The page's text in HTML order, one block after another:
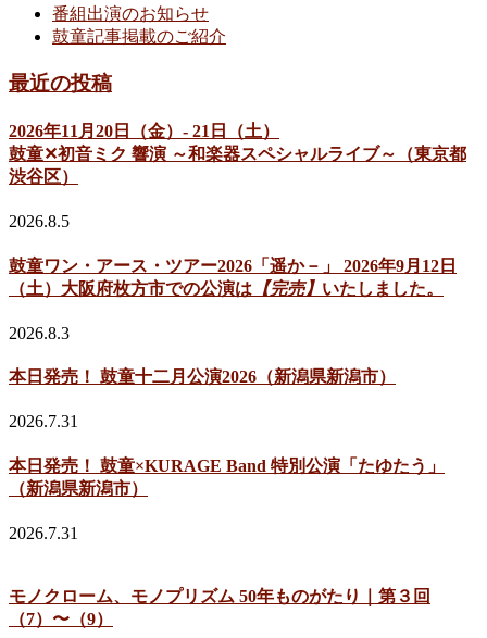
番組出演のお知らせ
鼓童記事掲載のご紹介
最近の投稿
2026年11月20日（金）- 21日（土）
鼓童✕初音ミク 響演 ～和楽器スペシャルライブ～（東京都
渋谷区）
2026.8.5
鼓童ワン・アース・ツアー2026「遥か－」 2026年9月12日
（土）大阪府枚方市での公演は 【完売】 いたしました。
2026.8.3
本日発売！ 鼓童十二月公演2026（新潟県新潟市）
2026.7.31
本日発売！ 鼓童×KURAGE Band 特別公演「たゆたう」
（新潟県新潟市）
2026.7.31
モノクローム、モノプリズム 50年ものがたり｜第３回
（7）〜（9）